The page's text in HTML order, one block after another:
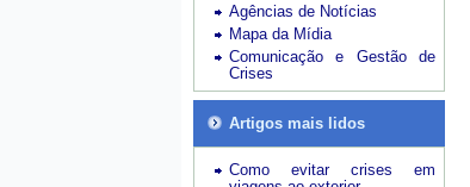
Agências de Notícias
Mapa da Mídia
Comunicação e Gestão de
Crises
Artigos mais lidos
Como evitar crises em